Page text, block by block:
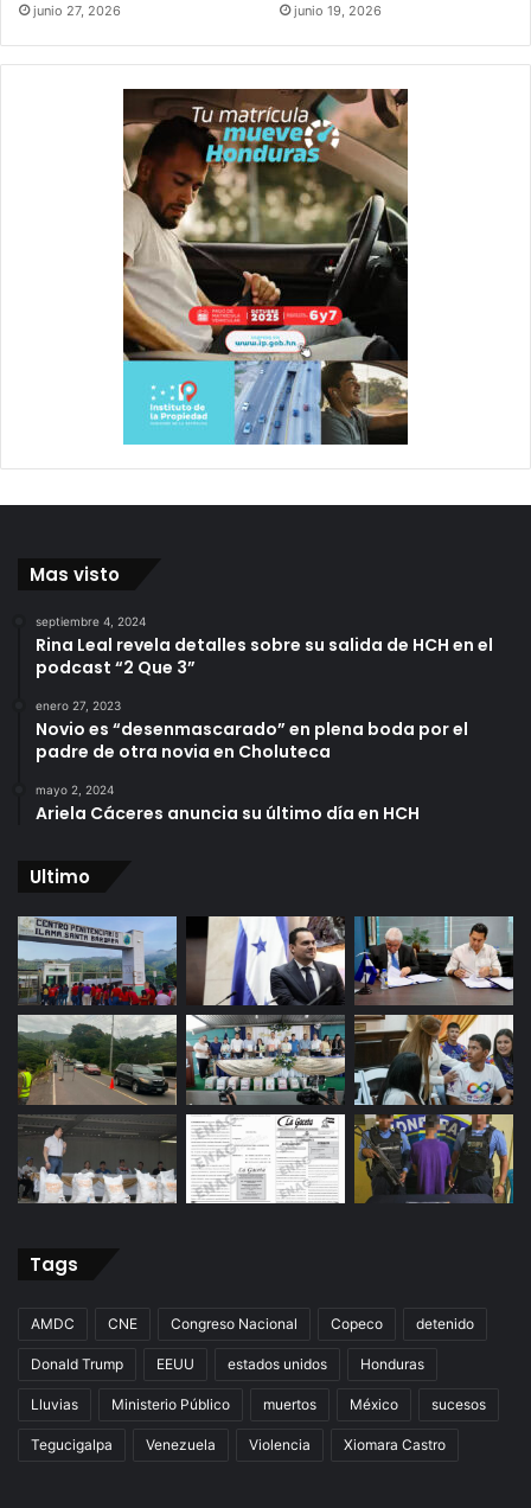
junio 27, 2026 junio 19, 2026
Mas visto
septiembre 4, 2024
Rina Leal revela detalles sobre su salida de HCH en el
podcast “2 Que 3”
enero 27, 2023
Novio es “desenmascarado” en plena boda por el
padre de otra novia en Choluteca
mayo 2, 2024
Ariela Cáceres anuncia su último día en HCH
Ultimo
Tags
AMDC CNE Congreso Nacional Copeco detenido
Donald Trump EEUU estados unidos Honduras
Lluvias Ministerio Público muertos México sucesos
Tegucigalpa Venezuela Violencia Xiomara Castro